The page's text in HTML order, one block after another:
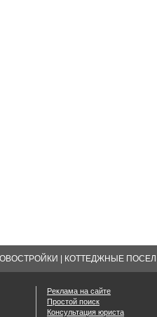
КОТТЕДЖНЫЕ
Реклама на сайте
Простой поиск
Консультация юриста